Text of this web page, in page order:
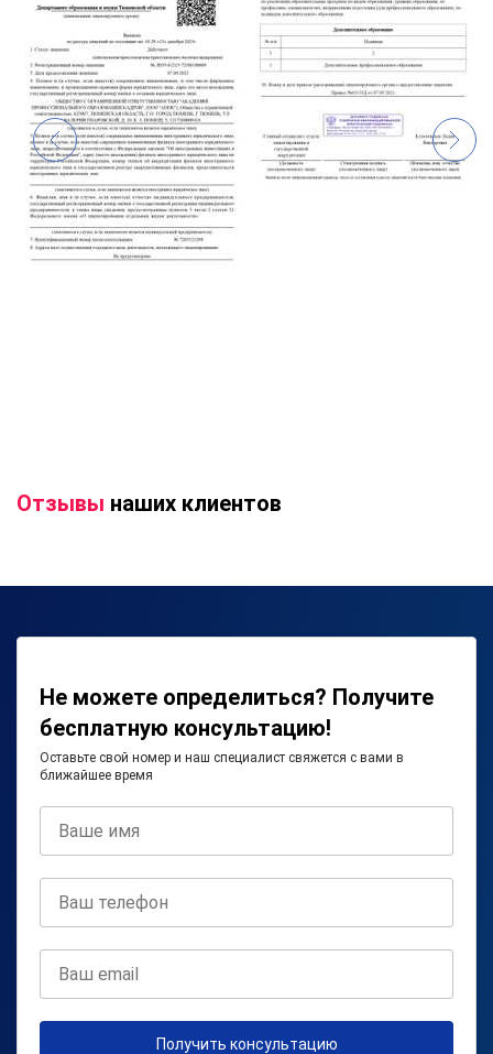
Отзывы наших клиентов
Не можете определиться? Получите
бесплатную консультацию!
Оставьте свой номер и наш специалист свяжется с вами в
ближайшее время
Получить консультацию